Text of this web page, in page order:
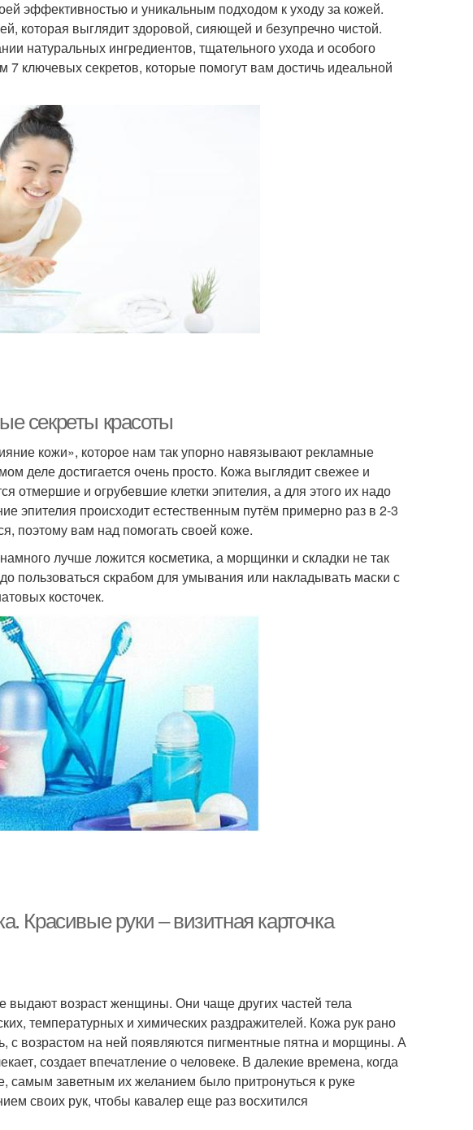
эффективностью и уникальным подходом к уходу за кожей.
которая выглядит здоровой, сияющей и безупречно чистой.
натуральных ингредиентов, тщательного ухода и особого
ключевых секретов, которые помогут вам достичь идеальной
секреты красоты
кожи», которое нам так упорно навязывают рекламные
деле достигается очень просто. Кожа выглядит свежее и
отмершие и огрубевшие клетки эпителия, а для этого их надо
эпителия происходит естественным путём примерно раз в 2-3
поэтому вам над помогать своей коже.
лучше ложится косметика, а морщинки и складки не так
пользоваться скрабом для умывания или накладывать маски с
косточек.
Красивые руки – визитная карточка
выдают возраст женщины. Они чаще других частей тела
температурных и химических раздражителей. Кожа рук рано
с возрастом на ней появляются пигментные пятна и морщины. А
создает впечатление о человеке. В далекие времена, когда
самым заветным их желанием было притронуться к руке
своих рук, чтобы кавалер еще раз восхитился